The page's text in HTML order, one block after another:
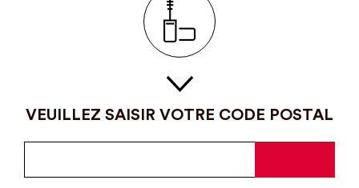
VEUILLEZ SAISIR VOTRE CODE POSTAL